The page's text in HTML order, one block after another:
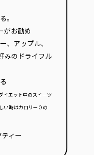
。
がお勧め
、アップル、
みのドライフル
イエット中のスイーツ
い時はカロリー０の